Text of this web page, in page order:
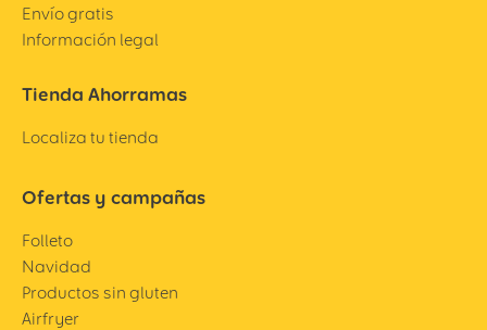
Envío gratis
Información legal
Tienda Ahorramas
Localiza tu tienda
Ofertas y campañas
Folleto
Navidad
Productos sin gluten
Airfryer